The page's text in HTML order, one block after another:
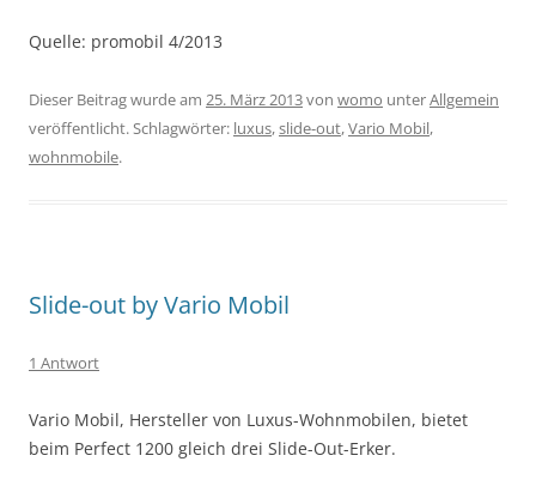
Quelle: promobil 4/2013
Dieser Beitrag wurde am 25. März 2013von womo unterAllgemein
veröffentlicht. Schlagwörter: luxus,slide-out,Vario Mobil,
wohnmobile.
Slide-out by Vario Mobil
1 Antwort
Vario Mobil, Hersteller von Luxus-Wohnmobilen, bietet
beim Perfect 1200 gleich drei Slide-Out-Erker.